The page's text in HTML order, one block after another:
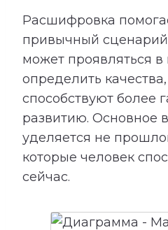
Расшифровка
привычный
может проявляться
определить
способствуют более
развитию. Основное
уделяется не
которые человек
сейчас.